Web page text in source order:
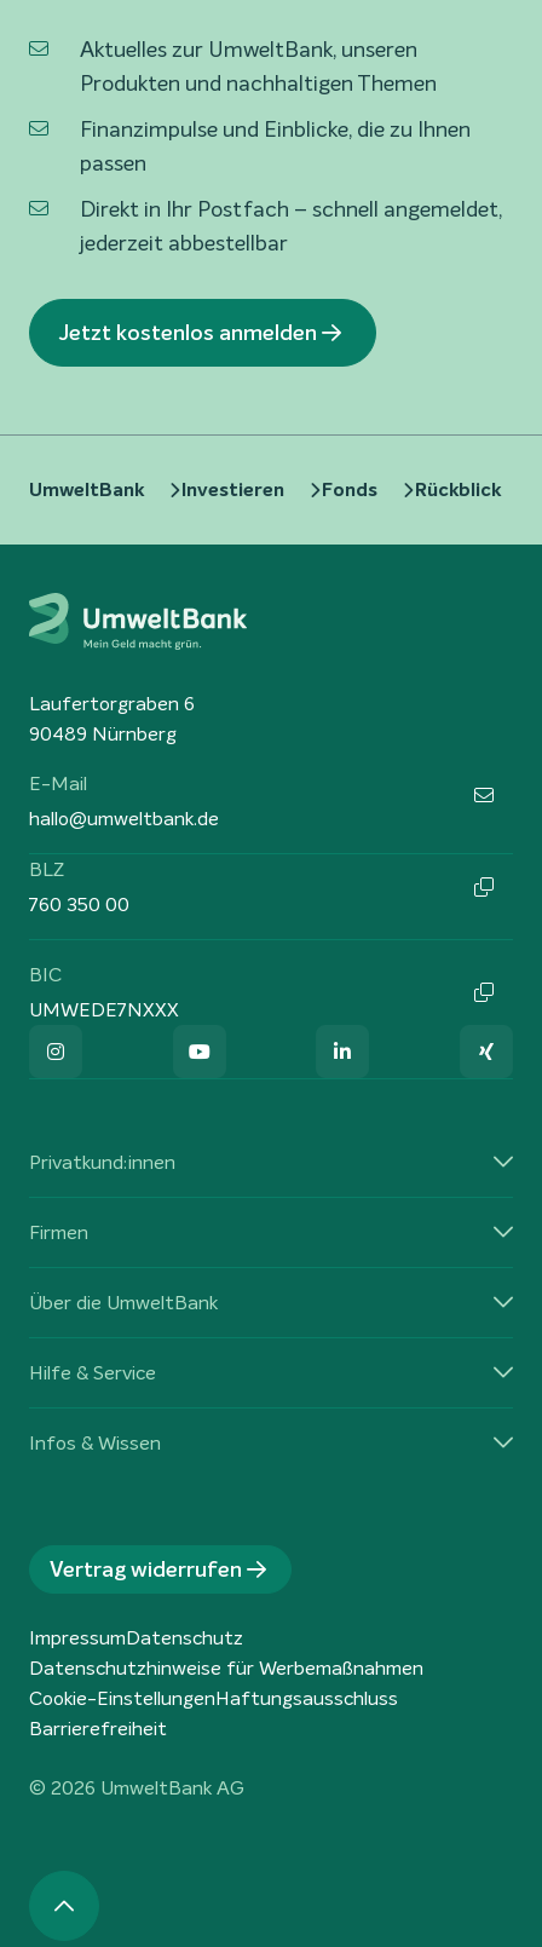
Aktuelles zur UmweltBank, unseren
Produkten und nachhaltigen Themen
Finanzimpulse und Einblicke, die zu Ihnen
passen
Direkt in Ihr Postfach – schnell angemeldet,
jederzeit abbestellbar
Jetzt kostenlos anmelden
UmweltBank Investieren Fonds Rückblick
Laufertorgraben 6
90489 Nürnberg
E-Mail
hallo@umweltbank.de
BLZ
760 350 00
BIC
UMWEDE7NXXX
Privatkund:innen
Firmen
Über die UmweltBank
Hilfe & Service
Infos & Wissen
Vertrag widerrufen
ImpressumDatenschutz
Datenschutzhinweise für Werbemaßnahmen
Cookie-EinstellungenHaftungsausschluss
Barrierefreiheit
© 2026 UmweltBank AG